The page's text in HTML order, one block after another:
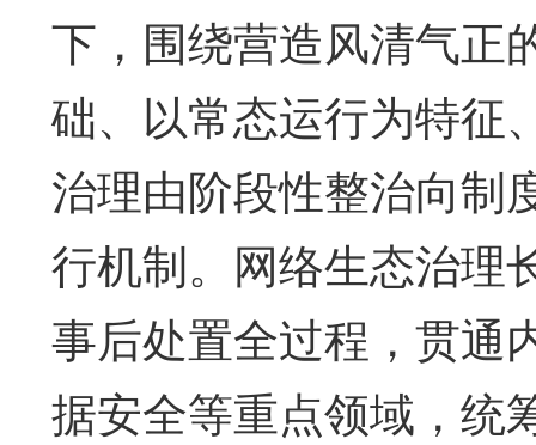
下，围绕营造风清气正
础、以常态运行为特征
治理由阶段性整治向制
行机制。网络生态治理
事后处置全过程，贯通
据安全等重点领域，统